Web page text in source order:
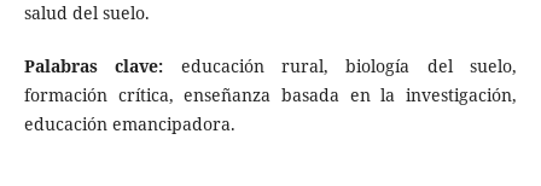
salud del suelo.
Palabras clave: educación rural, biología del suelo,
formación crítica, enseñanza basada en la investigación,
educación emancipadora.